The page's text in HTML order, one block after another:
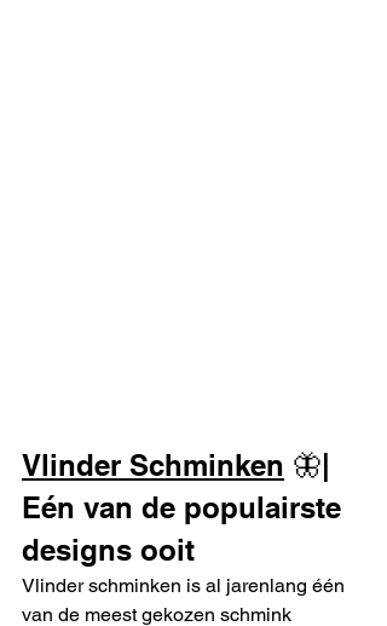
Vlinder Schminken 🦋|
Eén van de populairste
designs ooit
Vlinder schminken is al jarenlang één
van de meest gekozen schmink